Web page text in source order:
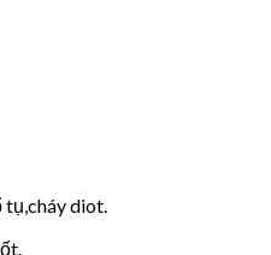
diot.